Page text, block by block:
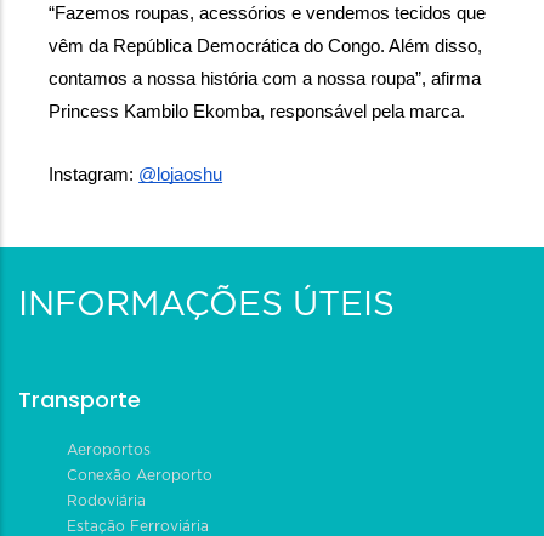
“Fazemos roupas, acessórios e vendemos tecidos que
vêm da República Democrática do Congo. Além disso,
contamos a nossa história com a nossa roupa”, afirma
Princess Kambilo Ekomba, responsável pela marca.
Instagram: @lojaoshu
INFORMAÇÕES ÚTEIS
Transporte
Aeroportos
Conexão Aeroporto
Rodoviária
Estação Ferroviária